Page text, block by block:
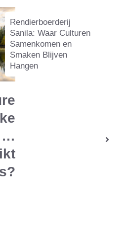
Rendierboerderij
Sanila: Waar Culturen
Samenkomen en
Smaken Blijven
Hangen
…